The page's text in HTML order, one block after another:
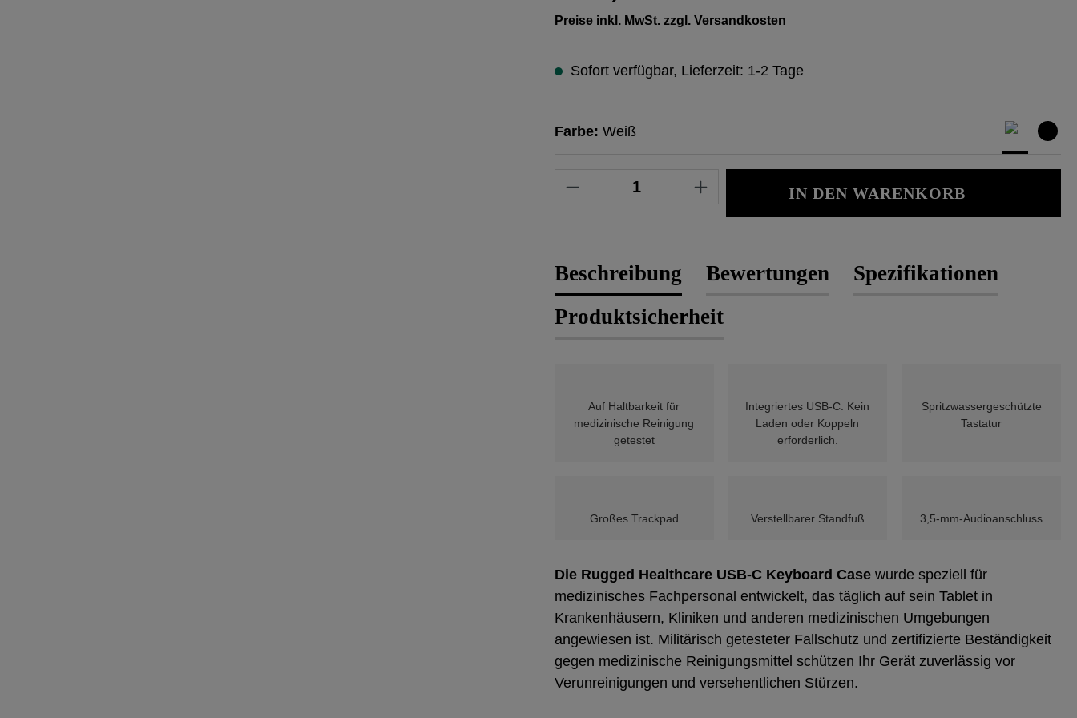
Preise inkl. MwSt. zzgl. Versandkosten
Sofort verfügbar, Lieferzeit: 1-2 Tage
Farbe: Weiß
Produkt Anzahl: Gib den gewünschten Wert ein
IN DEN WARENKORB
Beschreibung Bewertungen
Spezifikationen
Produktsicherheit
Auf Haltbarkeit für
medizinische Reinigung
getestet
Integriertes USB‑C. Kein
Laden oder Koppeln
erforderlich.
Spritzwassergeschützte
Tastatur
Großes Trackpad Verstellbarer Standfuß 3,5‑mm‑Audioanschluss
Die Rugged Healthcare USB‑C Keyboard Case wurde speziell für
medizinisches Fachpersonal entwickelt, das täglich auf sein Tablet in
Krankenhäusern, Kliniken und anderen medizinischen Umgebungen
angewiesen ist. Militärisch getesteter Fallschutz und zertifizierte Beständigkeit
gegen medizinische Reinigungsmittel schützen Ihr Gerät zuverlässig vor
Verunreinigungen und versehentlichen Stürzen.